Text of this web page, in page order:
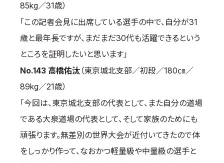
85kg／31歳）
「この記者会見に出席している選手の中で、自分が31
歳と最年長ですが、まだまだ30代も活躍できるという
ところを証明したいと思います」
No.143 高橋佑汰 （東京城北支部／初段／180㎝／
89kg／21歳）
「今回は、東京城北支部の代表として、また自分の道場
である大泉道場の代表として、そして家族のためにも
頑張ります。無差別の世界大会が近付いてきたので体
をしっかり作って、なおかつ軽量級や中量級の選手と